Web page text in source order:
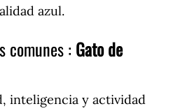
azul.
comunes : Gato de
inteligencia y actividad